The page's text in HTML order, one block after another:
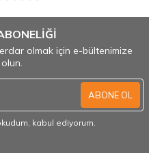
olmak için e-bültenimize
ABONE OL
kabul ediyorum.